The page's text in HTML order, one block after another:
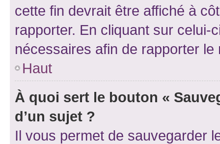
cette fin devrait être affiché à
rapporter. En cliquant sur
nécessaires afin de rapporter le
Haut
À quoi sert le bouton «
d’un sujet ?
Il vous permet de sauvegarder